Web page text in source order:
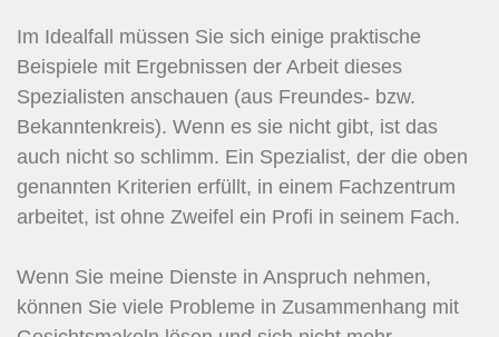
Im Idealfall müssen Sie sich einige praktische
Beispiele mit Ergebnissen der Arbeit dieses
Spezialisten anschauen (aus Freundes- bzw.
Bekanntenkreis). Wenn es sie nicht gibt, ist das
auch nicht so schlimm. Ein Spezialist, der die oben
genannten Kriterien erfüllt, in einem Fachzentrum
arbeitet, ist ohne Zweifel ein Profi in seinem Fach.
Wenn Sie meine Dienste in Anspruch nehmen,
können Sie viele Probleme in Zusammenhang mit